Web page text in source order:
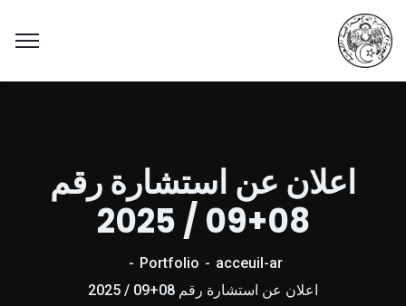
اعلان عن استشارة رقم
08+09 / 2025
acceuil-ar
Portfolio
اعلان عن استشارة رقم 08+09 / 2025